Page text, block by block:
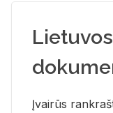
Įvai­rūs